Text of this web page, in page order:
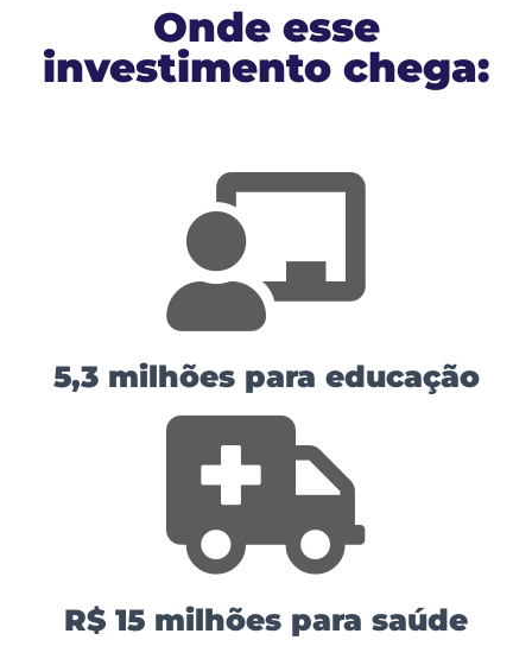
Onde esse
investimento chega:
5,3 milhões para educação
R$ 15 milhões para saúde